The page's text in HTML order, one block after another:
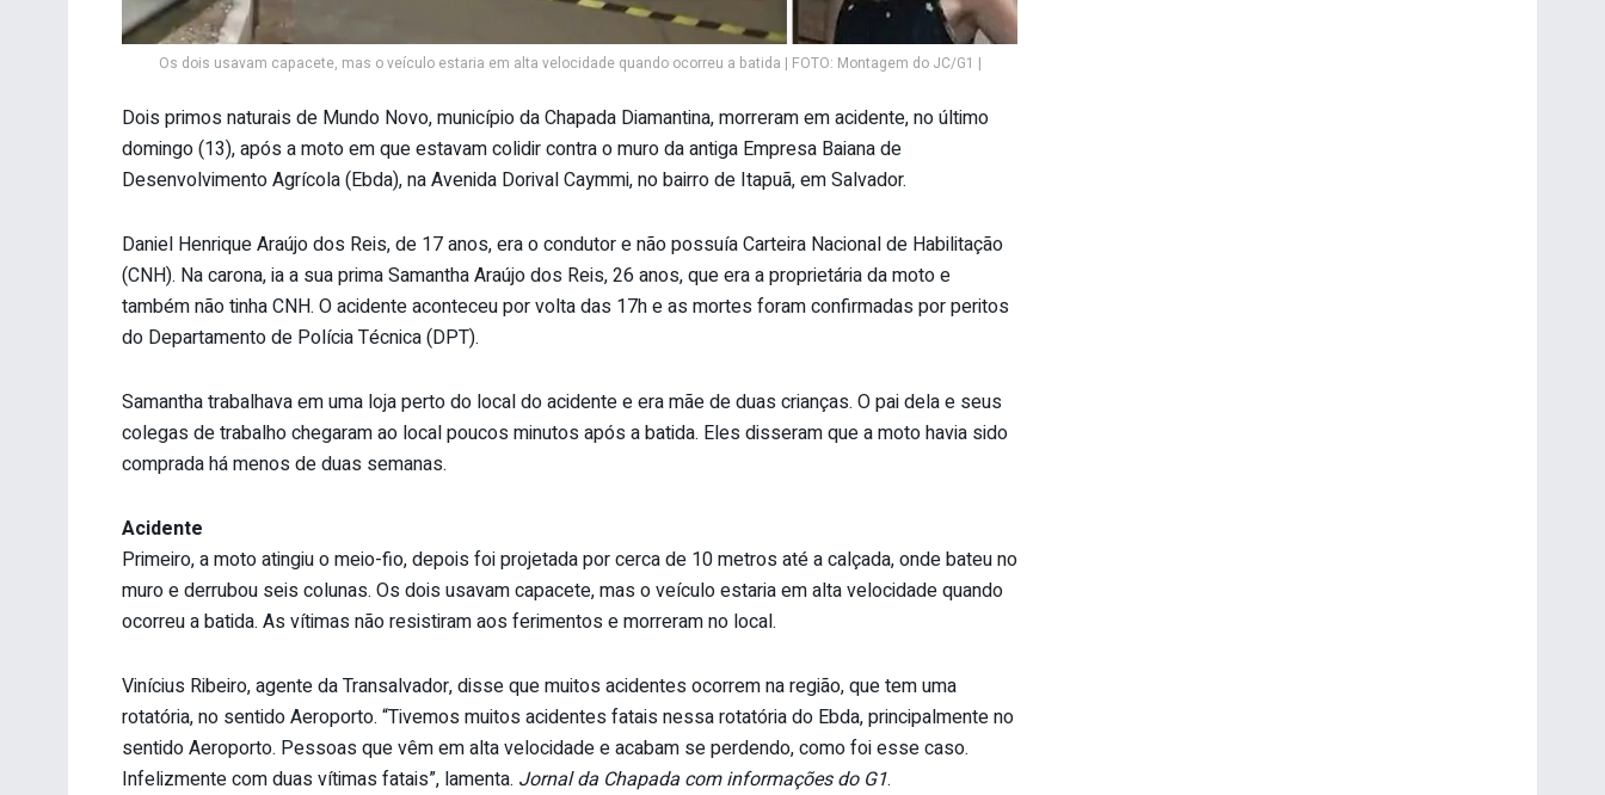
Os dois usavam capacete, mas o veículo estaria em alta velocidade quando ocorreu a batida | FOTO: Montagem do JC/G1 |
Dois primos naturais de Mundo Novo, município da Chapada Diamantina, morreram em acidente, no último
domingo (13), após a moto em que estavam colidir contra o muro da antiga Empresa Baiana de
Desenvolvimento Agrícola (Ebda), na Avenida Dorival Caymmi, no bairro de Itapuã, em Salvador.
Daniel Henrique Araújo dos Reis, de 17 anos, era o condutor e não possuía Carteira Nacional de Habilitação
(CNH). Na carona, ia a sua prima Samantha Araújo dos Reis, 26 anos, que era a proprietária da moto e
também não tinha CNH. O acidente aconteceu por volta das 17h e as mortes foram confirmadas por peritos
do Departamento de Polícia Técnica (DPT).
Samantha trabalhava em uma loja perto do local do acidente e era mãe de duas crianças. O pai dela e seus
colegas de trabalho chegaram ao local poucos minutos após a batida. Eles disseram que a moto havia sido
comprada há menos de duas semanas.
Acidente
Primeiro, a moto atingiu o meio-fio, depois foi projetada por cerca de 10 metros até a calçada, onde bateu no
muro e derrubou seis colunas. Os dois usavam capacete, mas o veículo estaria em alta velocidade quando
ocorreu a batida. As vítimas não resistiram aos ferimentos e morreram no local.
Vinícius Ribeiro, agente da Transalvador, disse que muitos acidentes ocorrem na região, que tem uma
rotatória, no sentido Aeroporto. “Tivemos muitos acidentes fatais nessa rotatória do Ebda, principalmente no
sentido Aeroporto. Pessoas que vêm em alta velocidade e acabam se perdendo, como foi esse caso.
Infelizmente com duas vítimas fatais”, lamenta. Jornal da Chapada com informações do G1.